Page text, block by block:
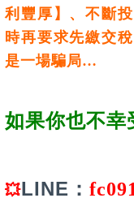
利豐厚】、不斷
時再要求先繳交
是一場騙局…
如果你也不幸
💥LINE：